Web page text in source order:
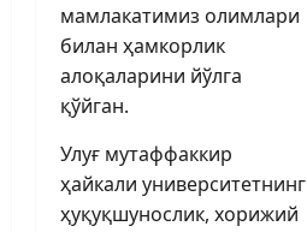
мамлакатимиз олимлари
билан ҳамкорлик
алоқаларини йўлга
қўйган.
Улуғ мутаффаккир
ҳайкали университетнинг
ҳуқуқшунослик, хорижий